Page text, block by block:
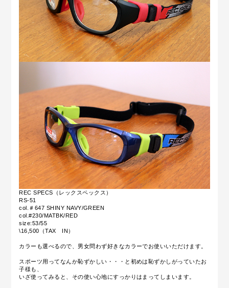
REC SPECS（レックスペックス）
RS-51
col.＃647 SHINY NAVY/GREEN
col.#230/MATBK/RED
size:53/55
\16,500（TAX IN）
カラーも選べるので、男女問わず好きなカラーでお使いいただけます。
スポーツ用ってなんか恥ずかしい・・・と初めは恥ずかしがっていたお
子様も、
いざ使ってみると、その使い心地にすっかりはまってしまいます。